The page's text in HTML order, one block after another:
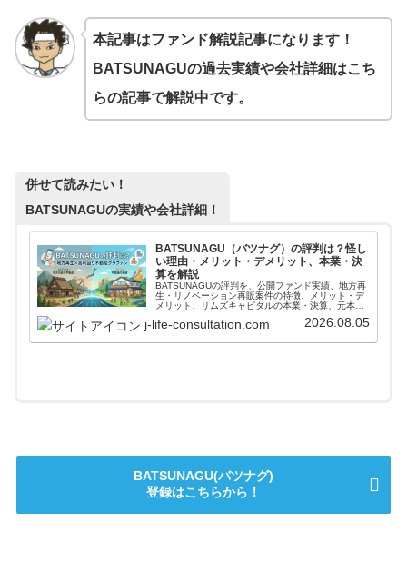
本記事はファンド解説記事になります！
BATSUNAGUの過去実績や会社詳細はこち
らの記事で解説中です。
併せて読みたい！
BATSUNAGUの実績や会社詳細！
BATSUNAGU（バツナグ）の評判は？怪し
い理由・メリット・デメリット、本業・決
算を解説
BATSUNAGUの評判を、公開ファンド実績、地方再
生・リノベーション再販案件の特徴、メリット・デ
メリット、リムズキャピタルの本業・決算、元本保
件実績、本文の注意点を確認できます。
j-life-consultation.com 2026.08.05
BATSUNAGU(バツナグ)
登録はこちらから！